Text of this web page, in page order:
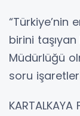
“Türkiye’nin
birini taşıyan
Müdürlüğü
soru
KARTALKAYA